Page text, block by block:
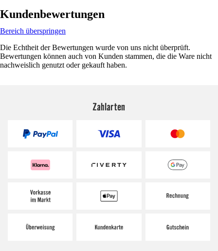
Kundenbewertungen
Bereich überspringen
Die Echtheit der Bewertungen wurde von uns nicht überprüft.
Bewertungen können auch von Kunden stammen, die die Ware nicht
nachweislich genutzt oder gekauft haben.
Zahlarten